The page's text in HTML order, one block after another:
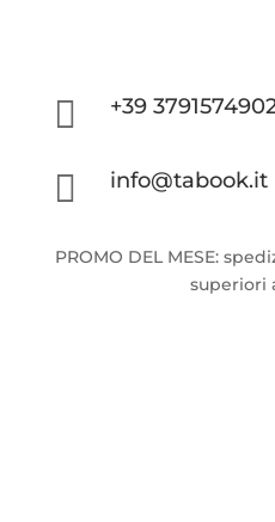
 +39
 info@tabook.it
PROMO DEL MESE:
superiori